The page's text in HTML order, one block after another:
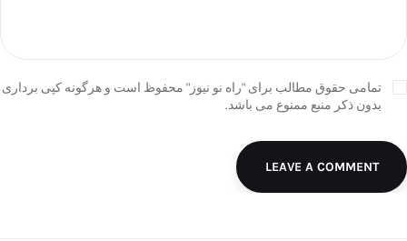
تمامی حقوق مطالب برای "راه نو نیوز" محفوظ است و هرگونه کپی برداری
بدون ذکر منبع ممنوع می باشد.
LEAVE A COMMENT